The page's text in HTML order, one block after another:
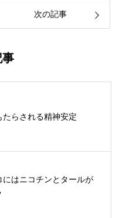
次の記事
事
たらされる精神安定
にはニコチンとタールが